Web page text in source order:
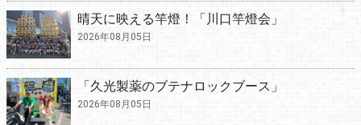
晴天に映える竿燈！「川口竿燈会」
2026年08月05日
「久光製薬のブテナロックブース」
2026年08月05日